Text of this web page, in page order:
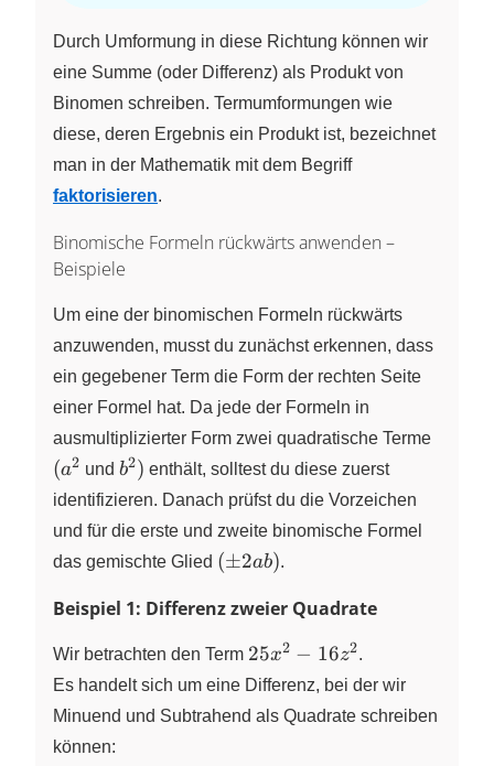
\cdot
b)~
Durch Umformung in diese Richtung können wir
eine Summe (oder Differenz) als Produkt von
Binomen schreiben. Termumformungen wie
diese, deren Ergebnis ein Produkt ist, bezeichnet
man in der Mathematik mit dem Begriff
faktorisieren.
Binomische Formeln rückwärts anwenden –
Beispiele
Um eine der binomischen Formeln rückwärts
anzuwenden, musst du zunächst erkennen, dass
ein gegebener Term die Form der rechten Seite
einer Formel hat. Da jede der Formeln in
ausmultiplizierter Form zwei quadratische Terme
(a2 und b^2)
b2) enthält, solltest du diese zuerst
identifizieren. Danach prüfst du die Vorzeichen
und für die erste und zweite binomische Formel
das gemischte Glied (\pm
(±2ab).
Beispiel 1: Differenz zweier Quadrate
Wir betrachten den Term 25x^2
-
25x2 − 16z2.
Es handelt sich um eine Differenz, bei der wir
Minuend und Subtrahend als Quadrate schreiben
können: